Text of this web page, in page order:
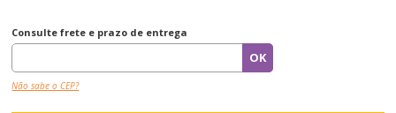
Consulte frete e prazo de entrega
Não sabe o CEP?